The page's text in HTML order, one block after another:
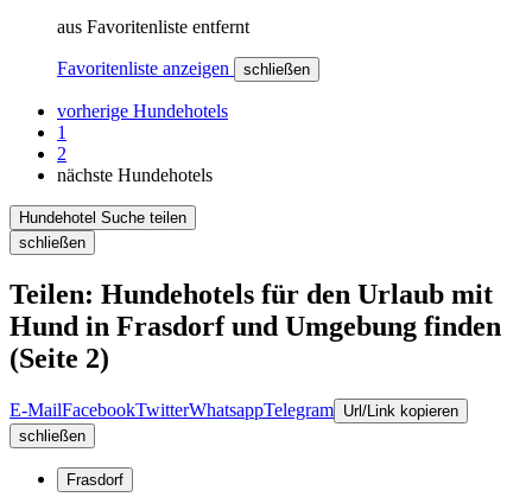
aus Favoritenliste entfernt
Favoritenliste anzeigen schließen
vorherige Hundehotels
1
2
nächste Hundehotels
Hundehotel Suche teilen
schließen
Teilen: Hundehotels für den Urlaub mit
Hund in Frasdorf und Umgebung finden
(Seite 2)
E-MailFacebookTwitterWhatsappTelegram Url/Link kopieren
schließen
Frasdorf